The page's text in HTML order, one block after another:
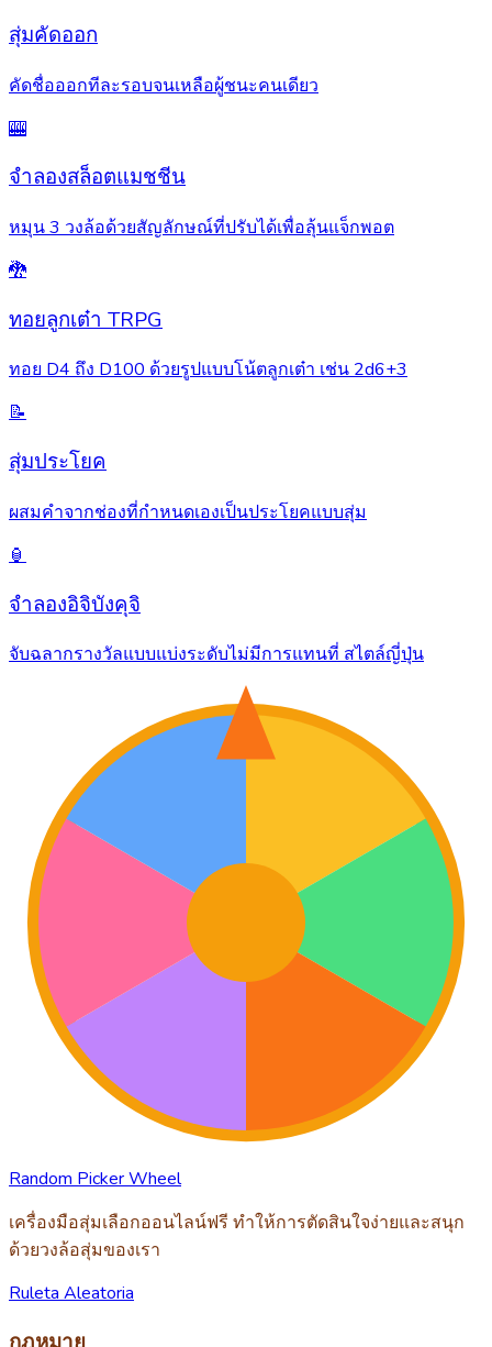
สุ่มคัดออก
คัดชื่อออกทีละรอบจนเหลือผู้ชนะคนเดียว
🎰
จำลองสล็อตแมชชีน
หมุน 3 วงล้อด้วยสัญลักษณ์ที่ปรับได้เพื่อลุ้นแจ็กพอต
🐉
ทอยลูกเต๋า TRPG
ทอย D4 ถึง D100 ด้วยรูปแบบโน้ตลูกเต๋า เช่น 2d6+3
📝
สุ่มประโยค
ผสมคำจากช่องที่กำหนดเองเป็นประโยคแบบสุ่ม
🏮
จำลองอิจิบังคุจิ
จับฉลากรางวัลแบบแบ่งระดับไม่มีการแทนที่ สไตล์ญี่ปุ่น
Random Picker Wheel
เครื่องมือสุ่มเลือกออนไลน์ฟรี ทำให้การตัดสินใจง่ายและสนุก
ด้วยวงล้อสุ่มของเรา
Ruleta Aleatoria